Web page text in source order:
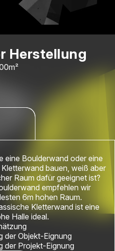
Herstellung
eine Boulderwand oder eine
bauen, weiß aber
Raum dafür geeignet ist?
empfehlen wir
6m hohen Raum.
Kletterwand ist eine
Halle ideal.
der Objekt-Eignung
der Projekt-Eignung